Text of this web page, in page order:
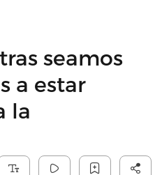
seamos
a estar
la